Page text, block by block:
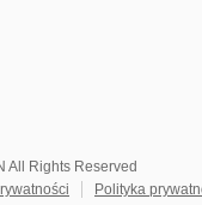
All Rights Reserved
Polityka